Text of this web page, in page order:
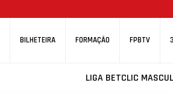
BILHETEIRA FORMAÇÃO FPBTV
LIGA BETCLIC